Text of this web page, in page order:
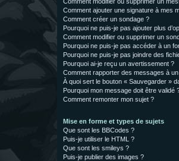
Comment ajouter une signature à mes
Comment créer un sondage ?
Pourquoi ne puis-je pas ajouter plus
Comment modifier ou supprimer un
Pourquoi ne puis-je pas accéder à un
Pourquoi ne puis-je pas joindre des
Pourquoi ai-je reçu un avertissement ?
Comment rapporter des messages à
À quoi sert le bouton « Sauvegarder »
Pourquoi mon message doit être validé
Comment remonter mon sujet ?
Mise en forme et types de sujets
Que sont les BBCodes ?
Puis-je utiliser le HTML ?
Que sont les smileys ?
Puis-je publier des images ?